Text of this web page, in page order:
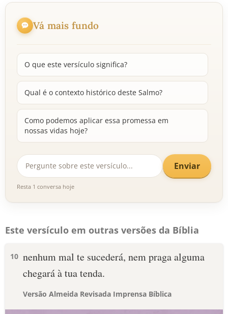
Vá mais fundo
O que este versículo significa?
Qual é o contexto histórico deste Salmo?
Como podemos aplicar essa promessa em
nossas vidas hoje?
Enviar
Resta 1 conversa hoje
Este versículo em outras versões da Bíblia
10 nenhum mal te sucederá, nem praga alguma
chegará à tua tenda.
Versão Almeida Revisada Imprensa Bíblica